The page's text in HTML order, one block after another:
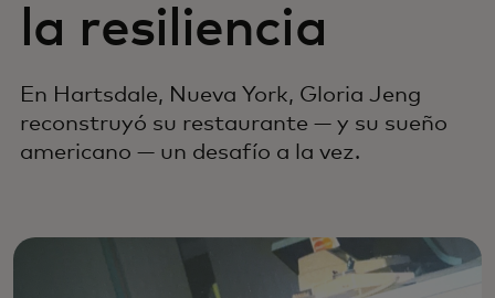
la resiliencia
En Hartsdale, Nueva York, Gloria Jeng
reconstruyó su restaurante — y su sueño
americano — un desafío a la vez.